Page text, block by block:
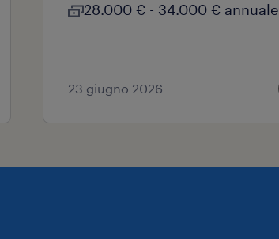
28.000 € - 34.000 € annuale
23 giugno 2026